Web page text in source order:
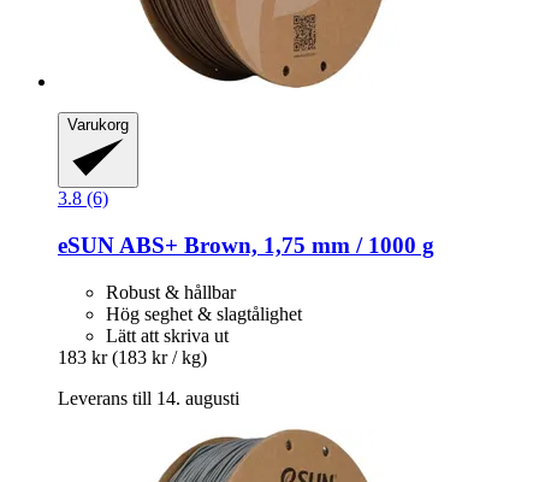
Varukorg
3.8 (6)
eSUN ABS+ Brown, 1,75 mm / 1000 g
Robust & hållbar
Hög seghet & slagtålighet
Lätt att skriva ut
183 kr (183 kr / kg)
Leverans till 14. augusti